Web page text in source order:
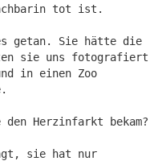
tot ist.
getan. Sie hätte die
sie uns fotografiert
in einen Zoo
Herzinfarkt bekam?
sie hat nur